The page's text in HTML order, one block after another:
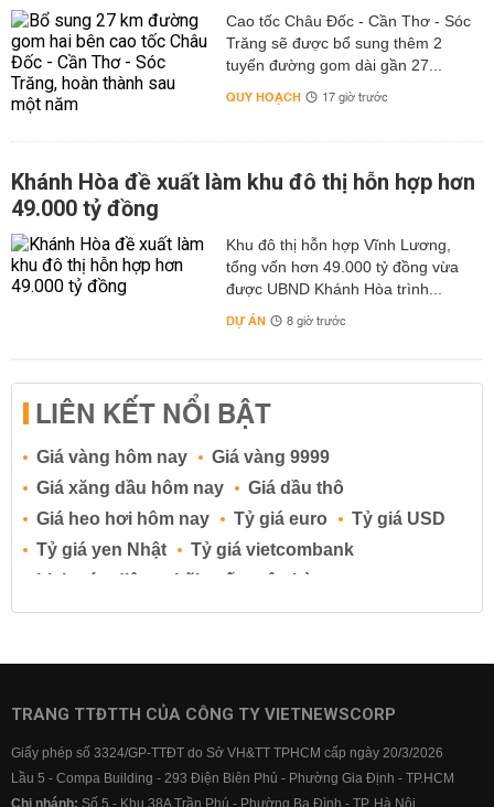
Cao tốc Châu Đốc - Cần Thơ - Sóc
Trăng sẽ được bổ sung thêm 2
tuyến đường gom dài gần 27...
QUY HOẠCH 17 giờ trước
Khánh Hòa đề xuất làm khu đô thị hỗn hợp hơn
49.000 tỷ đồng
Khu đô thị hỗn hợp Vĩnh Lương,
tổng vốn hơn 49.000 tỷ đồng vừa
được UBND Khánh Hòa trình...
DỰ ÁN 8 giờ trước
LIÊN KẾT NỔI BẬT
Giá vàng hôm nay
Giá vàng 9999
Giá xăng dầu hôm nay
Giá dầu thô
Giá heo hơi hôm nay
Tỷ giá euro
Tỷ giá USD
Tỷ giá yen Nhật
Tỷ giá vietcombank
Lịch cúp điện
Lãi suất ngân hàng
Lãi suất tiết kiệm
Lãi suất tiền gửi
Lãi suất ngân hàng BIDV
Lãi suất ngân hàng Vietcombank
TRANG TTĐTTH CỦA CÔNG TY VIETNEWSCORP
Giấy phép số 3324/GP-TTĐT do Sở VH&TT TPHCM cấp ngày 20/3/2026
Lầu 5 - Compa Building - 293 Điện Biên Phủ - Phường Gia Định - TP.HCM